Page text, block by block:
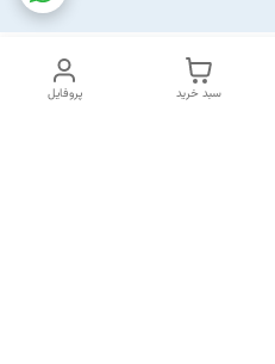
پروفایل سبد خرید